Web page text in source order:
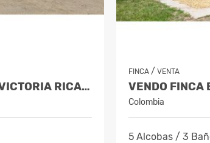
VENDO LOTE EN CONDOMINIO LA VICTORIA RICAURTE GIRARDOT
FINCA / VENTA
Colombia
5 Alcobas / 3